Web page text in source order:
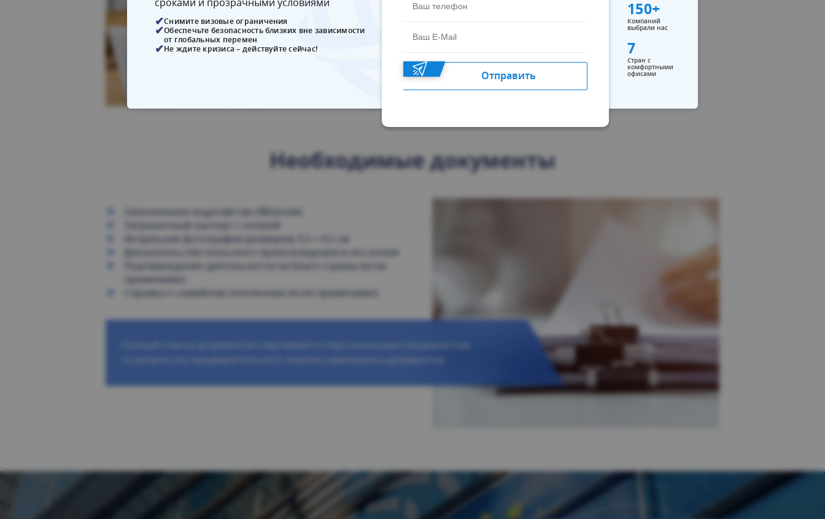
Необходимые документы
Заполненное ходатайство (Wniosek)
Заграничный паспорт с копией
Актуальная фотография размером 3,5 × 4,5 см
Доказательство польского происхождения и его копия
Подтверждение деятельности на благо страны (если
применимо)
Справка о семейном положении (если применимо)
сроками и прозрачными условиями
Снимите визовые ограничения
Обеспечьте безопасность близких вне зависимости
от глобальных перемен
Не ждите кризиса – действуйте сейчас!
Отправить
150+
Компаний
выбрали нас
7
Стран с
комфортными
офисами